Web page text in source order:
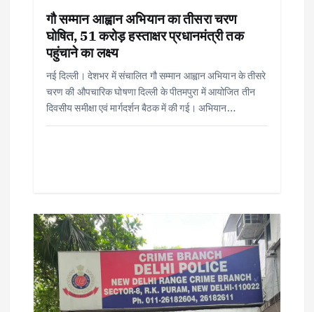
गौ सम्मान आह्वान अभियान का तीसरा चरण
घोषित, 51 करोड़ हस्ताक्षर प्रधानमंत्री तक
पहुंचाने का लक्ष्य
नई दिल्ली। देशभर में संचालित गौ सम्मान आह्वान अभियान के तीसरे
चरण की औपचारिक घोषणा दिल्ली के पीतमपुरा में आयोजित तीन
दिवसीय समीक्षा एवं मार्गदर्शन बैठक में की गई। अभियान…